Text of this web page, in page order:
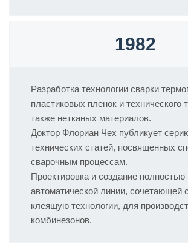
1982
Разработка технологии сварки
пластиковых пленок и технического
также нетканых материалов.
Доктор Флориан Чех публикует
технических статей, посвященных
сварочным процессам.
Проектировка и создание полностью
автоматической линии, сочетающей
клеящую технологии, для
комбинезонов.